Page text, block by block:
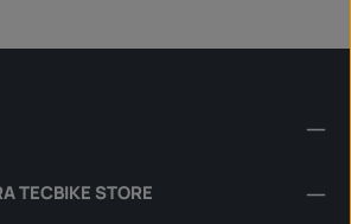
prega di controllare se questo articolo si
TECBIKE STORE